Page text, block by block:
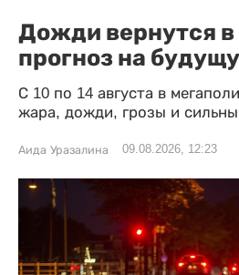
Дожди вернутся
прогноз на
С 10 по 14 августа в
жара, дожди, грозы и
Аида Уразалина 09.08.2026, 12:23